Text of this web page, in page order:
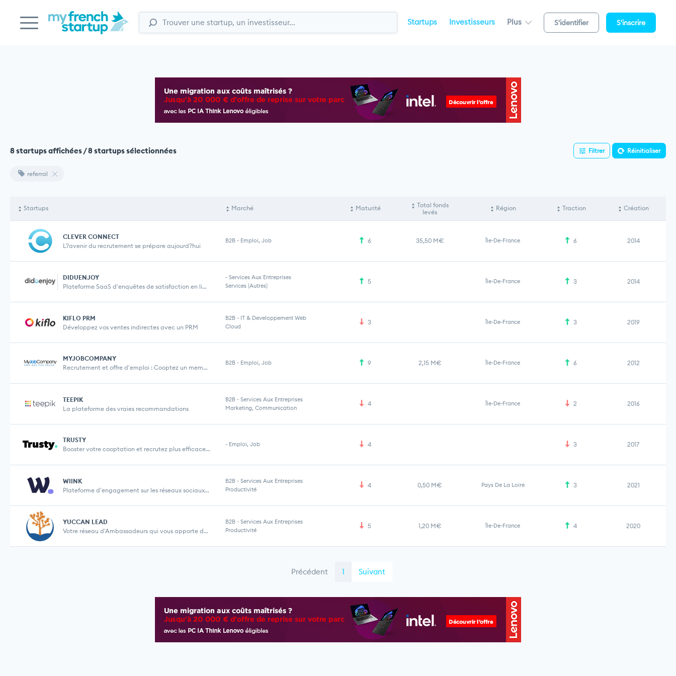
Startups Investisseurs Plus S'identifier S'inscrire
8 startups affichées / 8 startups sélectionnées Filtrer Réinitialiser
referral
Startups Marché Maturité
Total fonds
levés
Région Traction Création
CLEVER CONNECT
L?avenir du recrutement se prépare aujourd?hui
B2B - Emploi, Job 6 35,50 M€ Île-De-France 6 2014
DIDUENJOY
Plateforme SaaS d'enquêtes de satisfaction en lig...
- Services Aux Entreprises
Services (Autres)
5 Île-De-France 3 2014
KIFLO PRM
Développez vos ventes indirectes avec un PRM
B2B - IT & Developpement Web
Cloud
3 Île-De-France 3 2019
MYJOBCOMPANY
Recrutement et offre d'emploi : Cooptez un membre ...
B2B - Emploi, Job 9 2,15 M€ Île-De-France 6 2012
TEEPIK
La plateforme des vraies recommandations
B2B - Services Aux Entreprises
Marketing, Communication
4 Île-De-France 2 2016
TRUSTY
Booster votre cooptation et recrutez plus efficace...
- Emploi, Job 4 3 2017
WIINK
Plateforme d'engagement sur les réseaux sociaux p...
B2B - Services Aux Entreprises
Productivité
4 0,50 M€ Pays De La Loire 3 2021
YUCCAN LEAD
Votre réseau d'Ambassadeurs qui vous apporte des ...
B2B - Services Aux Entreprises
Productivité
5 1,20 M€ Île-De-France 4 2020
Précédent 1 Suivant